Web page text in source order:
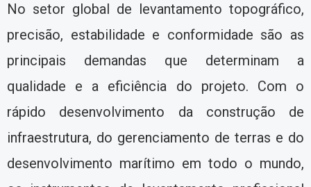
No setor global de levantamento topográfico,
precisão, estabilidade e conformidade são as
principais demandas que determinam a
qualidade e a eficiência do projeto. Com o
rápido desenvolvimento da construção de
infraestrutura, do gerenciamento de terras e do
desenvolvimento marítimo em todo o mundo,